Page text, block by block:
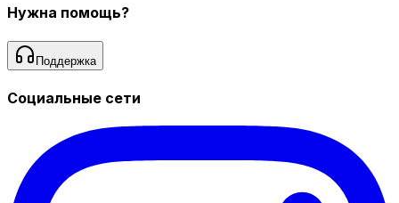
Нужна помощь?
Поддержка
Социальные сети